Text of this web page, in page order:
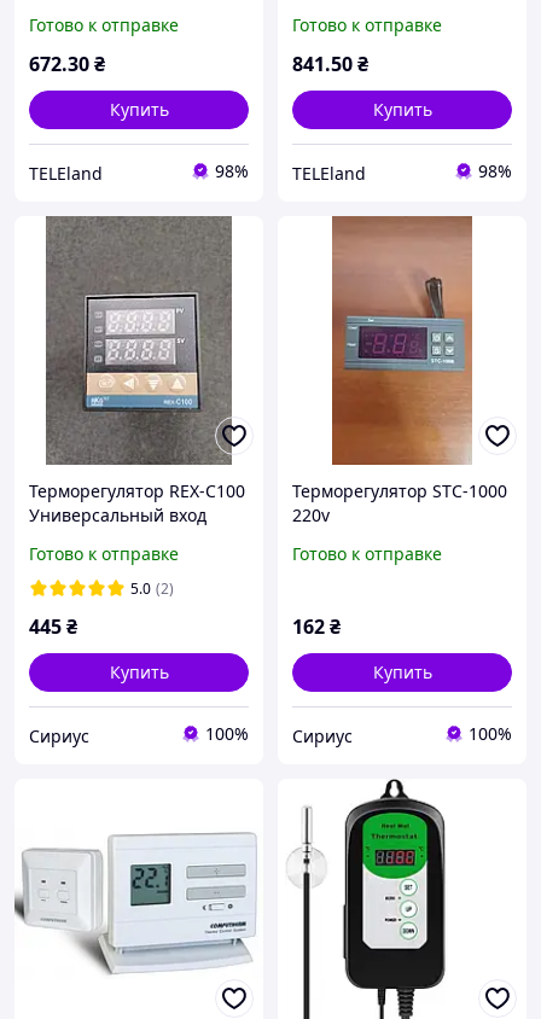
15А в розетку
Готово к отправке
672.30₴
Купить
TELEland 98%
Готово к отправке
841.50₴
Купить
TELEland 98%
Терморегулятор REX-C100
Универсальный вход
Готово к отправке
5.0 (2)
445₴
Купить
Сириус 100%
Терморегулятор STC-1000
220v
Готово к отправке
162₴
Купить
Сириус 100%